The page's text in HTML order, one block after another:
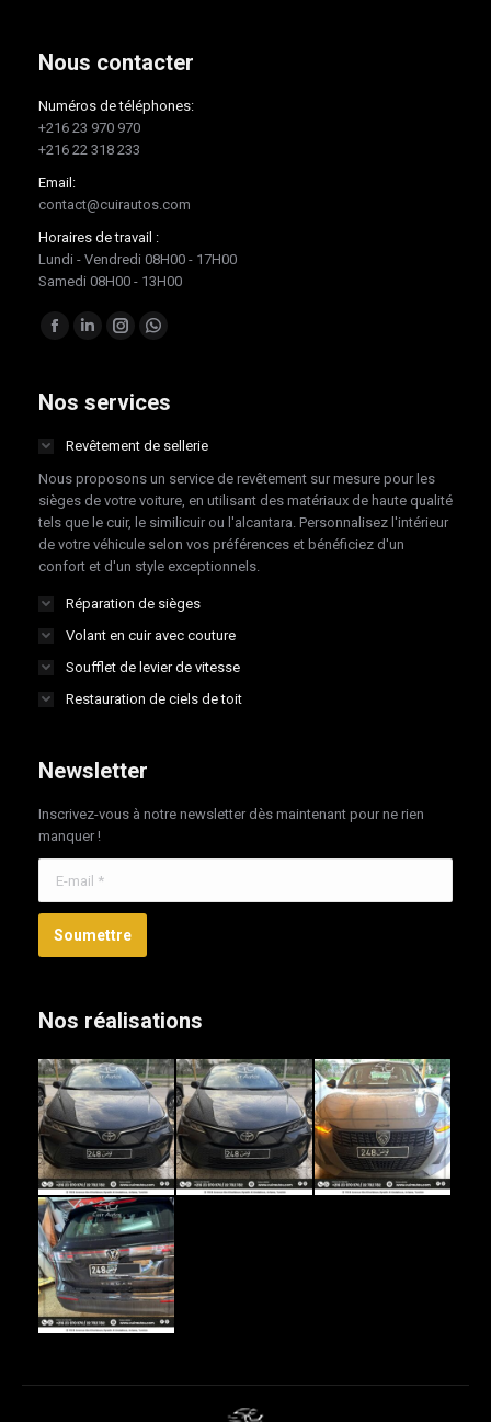
Nous contacter
Numéros de téléphones:
+216 23 970 970
+216 22 318 233
Email:
contact@cuirautos.com
Horaires de travail :
Lundi - Vendredi 08H00 - 17H00
Samedi 08H00 - 13H00
Trouvez nous sur :
Facebook
opens
new
window
LinkedIn
opens
new
window
Instagram
opens
new
window
Whatsapp
opens
new
window
Nos services
Revêtement de sellerie
Nous proposons un service de revêtement sur mesure pour les
sièges de votre voiture, en utilisant des matériaux de haute qualité
tels que le cuir, le similicuir ou l'alcantara. Personnalisez l'intérieur
de votre véhicule selon vos préférences et bénéficiez d'un
confort et d'un style exceptionnels.
Réparation de sièges
Volant en cuir avec couture
Soufflet de levier de vitesse
Restauration de ciels de toit
Newsletter
Inscrivez-vous à notre newsletter dès maintenant pour ne rien
manquer !
Soumettre
Nos réalisations